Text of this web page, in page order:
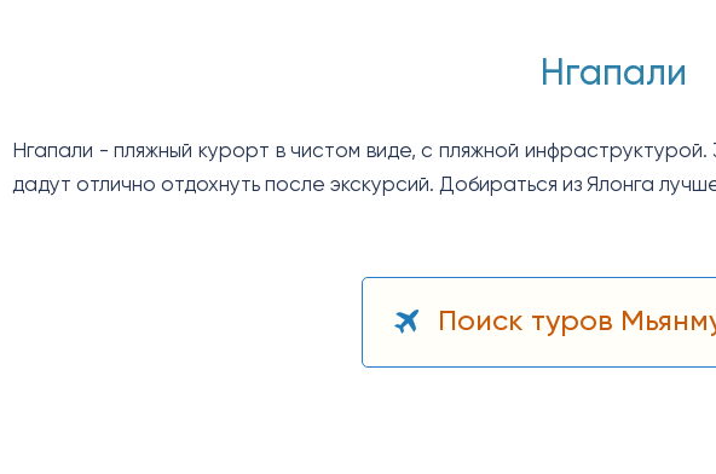
Нгапали
Нгапали - пляжный курорт в чистом виде, с пляжной
дадут отлично отдохнуть после экскурсий. Добираться из Ялонга
Поиск туров